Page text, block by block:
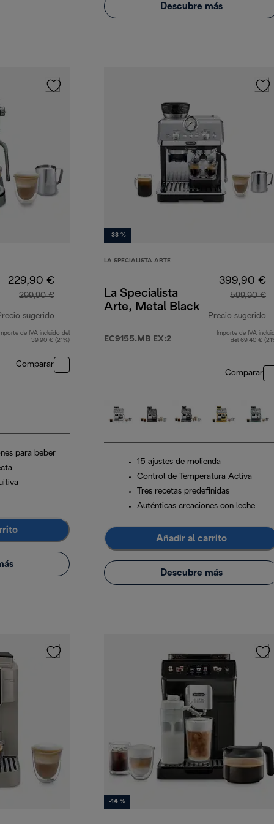
Descubre más
229,90 €
299,90 €
sugerido
precio original 299,90 €
de IVA incluido del
39,90 € (21%)
Comparar
para beber
-33 %
LA SPECIALISTA ARTE
La Specialista
Arte, Metal Black
EC9155.MB EX:2
399,90 €
599,90 €
Precio sugerido
Importe de IVA
del 69,40 €
Comparar
15 ajustes de molienda
Control de Temperatura Activa
Tres recetas predefinidas
Auténticas creaciones con leche
Añadir al carrito
Descubre más
-14 %